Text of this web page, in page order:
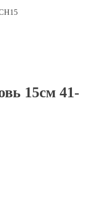
15см 41-